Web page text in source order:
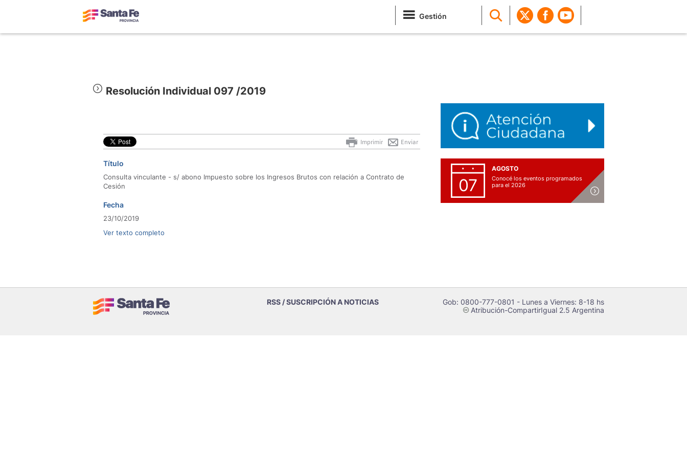
Gestión
Resolución Individual 097 /2019
Enviar
Imprimir
Título
Consulta vinculante - s/ abono Impuesto sobre los Ingresos Brutos con relación a Contrato de
Cesión
Fecha
23/10/2019
Ver texto completo
07
AGOSTO
Conocé los eventos programados
para el 2026
RSS / SUSCRIPCIÓN A NOTICIAS Gob: 0800-777-0801 - Lunes a Viernes: 8-18 hs
cAtribución-CompartirIgual 2.5 Argentina